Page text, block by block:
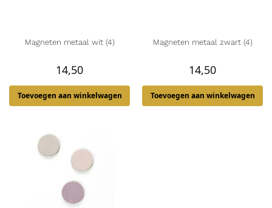
Magneten metaal wit (4)
14,50
Toevoegen aan winkelwagen
Magneten metaal zwart (4)
14,50
Toevoegen aan winkelwagen